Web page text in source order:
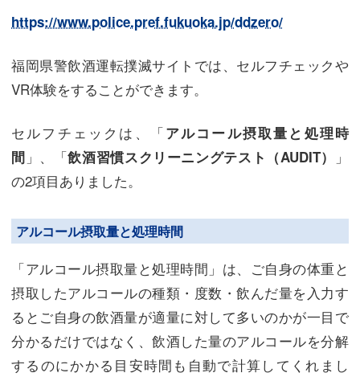
https://www.police.pref.fukuoka.jp/ddzero/
福岡県警飲酒運転撲滅サイトでは、セルフチェックや
VR体験をすることができます。
セルフチェックは、「アルコール摂取量と処理時
間 」、「飲酒習慣スクリーニングテスト（AUDIT）
」
の2項目ありました。
アルコール摂取量と処理時間
「アルコール摂取量と処理時間」は、ご自身の体重と
摂取したアルコールの種類・度数・飲んだ量を入力す
るとご自身の飲酒量が適量に対して多いのかが一目で
分かるだけではなく、飲酒した量のアルコールを分解
するのにかかる目安時間も自動で計算してくれまし